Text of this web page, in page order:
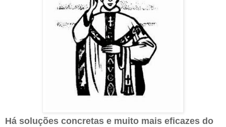
Há soluções concretas e muito mais eficazes do